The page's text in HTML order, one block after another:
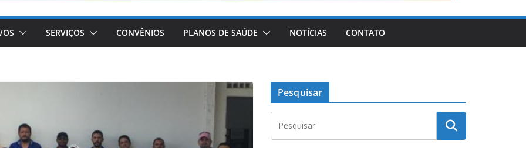
SERVIÇOS CONVÊNIOS PLANOS DE SAÚDE NOTÍCIAS CONTATO
Pesquisar